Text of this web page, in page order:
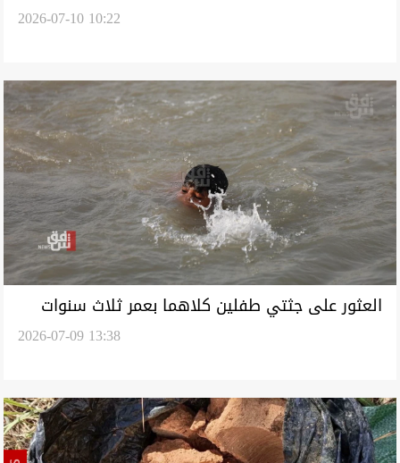
متواصلة لاستكمال ملف المقابر الجماعية2026-07-10 10:22
العثور على جثتي طفلين كلاهما بعمر ثلاث سنوات
2026-07-09 13:38